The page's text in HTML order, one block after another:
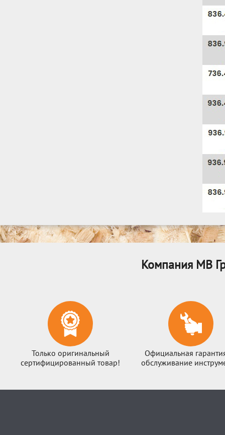
Компания МВ
Только оригинальный
сертифицированный товар!
Официальная
обслуживание